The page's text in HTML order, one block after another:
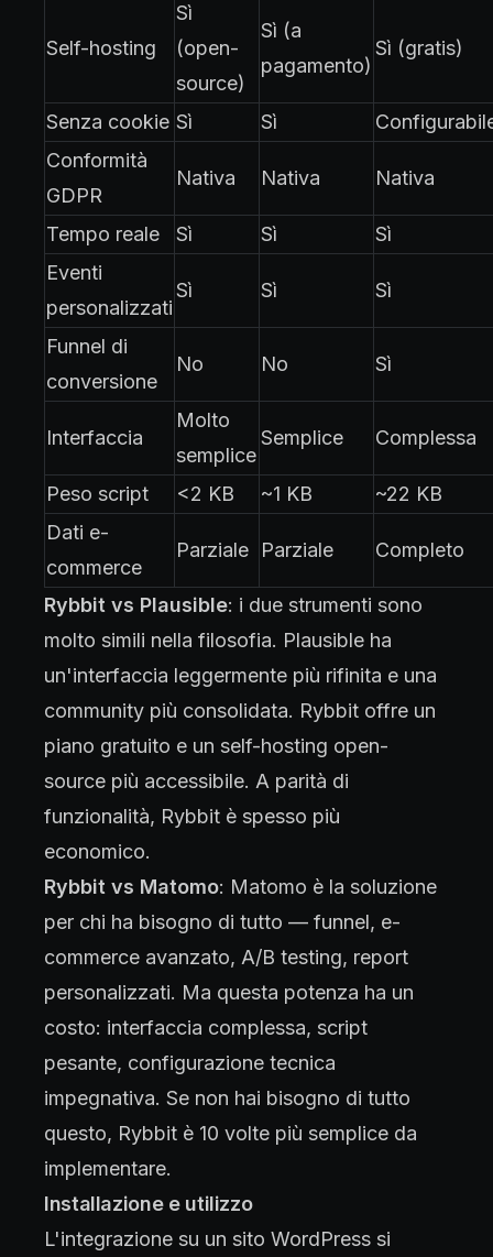
Self-hosting
Sì
(open-
source)
Sì (a
pagamento)
Sì (gratis)
Senza cookie Sì Sì
Conformità
GDPR
Nativa Nativa Nativa
Tempo reale Sì Sì
Sì
Eventi
personalizzati
Sì Sì Sì
Funnel di
conversione
No No Sì
Interfaccia
Molto
semplice
Semplice Complessa
Peso script <2 KB ~1 KB
~22 KB
Dati e-
commerce
Parziale Parziale Completo
Rybbit vs Plausible: i due strumenti sono
molto simili nella filosofia. Plausible ha
un'interfaccia leggermente più rifinita e una
community più consolidata. Rybbit offre un
piano gratuito e un self-hosting open-
source più accessibile. A parità di
funzionalità, Rybbit è spesso più
economico.
Rybbit vs Matomo: Matomo è la soluzione
per chi ha bisogno di tutto — funnel, e-
commerce avanzato, A/B testing, report
personalizzati. Ma questa potenza ha un
costo: interfaccia complessa, script
pesante, configurazione tecnica
impegnativa. Se non hai bisogno di tutto
questo, Rybbit è 10 volte più semplice da
implementare.
Installazione e utilizzo
L'integrazione su un sito WordPress si